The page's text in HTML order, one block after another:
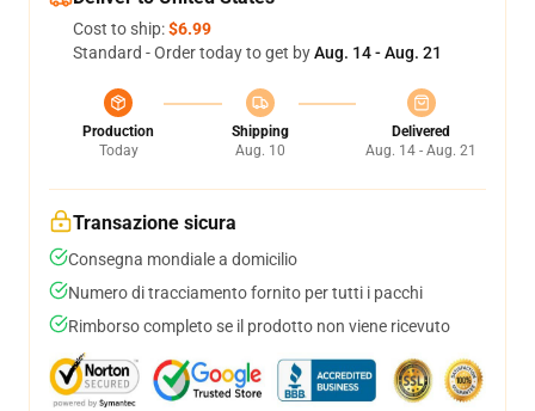
Cost to ship:$6.99
Standard - Order today to get byAug. 14 - Aug. 21
Production
Today
Shipping
Aug. 10
Delivered
Aug. 14 - Aug. 21
Transazione sicura
Consegna mondiale a domicilio
Numero di tracciamento fornito per tutti i pacchi
Rimborso completo se il prodotto non viene ricevuto